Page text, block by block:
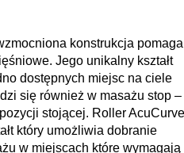
konstrukcja pomaga
Jego unikalny kształt
dostępnych miejsc na ciele
się również w masażu stop –
stojącej. Roller AcuCurve
który umożliwia dobranie
w miejscach które wymagają